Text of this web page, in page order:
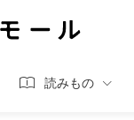
読みもの